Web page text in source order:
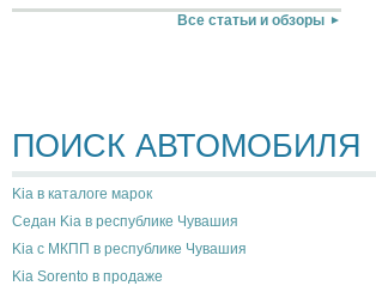
Все статьи и обзоры
ПОИСК АВТОМОБИЛЯ
Kia в каталоге марок
Седан Kia в республике Чувашия
Kia с МКПП в республике Чувашия
Kia Sorento в продаже